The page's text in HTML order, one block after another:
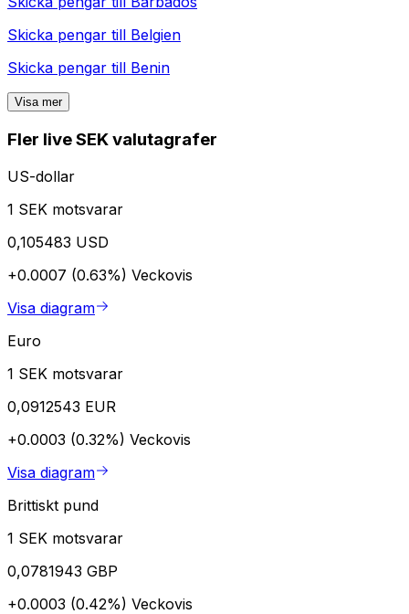
Skicka pengar till Belgien
Skicka pengar till Benin
Visa mer
Fler live SEK valutagrafer
US-dollar
1 SEK motsvarar
0,105483 USD
+0.0007 (0.63%) Veckovis
Visa diagram
Euro
1 SEK motsvarar
0,0912543 EUR
+0.0003 (0.32%) Veckovis
Visa diagram
Brittiskt pund
1 SEK motsvarar
0,0781943 GBP
+0.0003 (0.42%) Veckovis